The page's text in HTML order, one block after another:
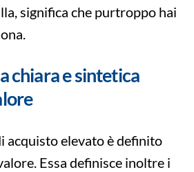
significa che purtroppo hai
chiara e sintetica
acquisto elevato è definito
Essa definisce inoltre i